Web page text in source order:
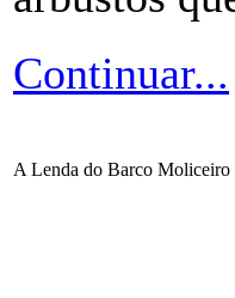
Continuar...
A Lenda do Barco Moliceiro